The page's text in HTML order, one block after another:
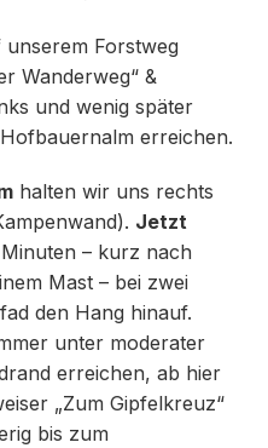
Forstweg
Wanderweg“ &
und wenig später
erreichen.
halten wir uns rechts
Jetzt
– kurz nach
Mast – bei zwei
den Hang hinauf.
unter moderater
erreichen, ab hier
„Zum Gipfelkreuz“
bis zum